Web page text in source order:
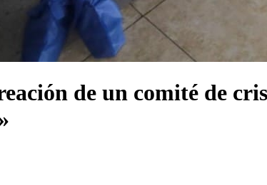
de un comité de